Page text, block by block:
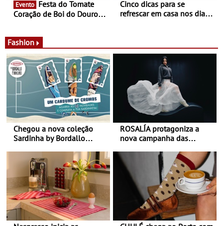
Evento
Coração de Boi do Douro -
Cinco dicas para se
refrescar em casa nos dias
Fashion
Chegou a nova coleção
Sardinha by Bordallo
ROSALÍA protagoniza a
nova campanha das
Balance